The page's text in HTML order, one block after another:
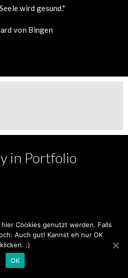
wird gesund."
von Bingen
in Portfolio
Cookies genutzt werden. Falls
Auch gut! Kannst eh nur OK
klicken. :)
OK